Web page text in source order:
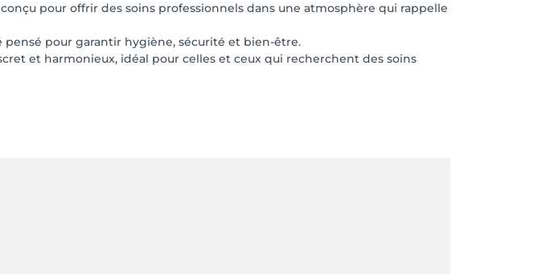
pour offrir des soins professionnels dans une atmosphère qui rappelle
pour garantir hygiène, sécurité et bien-être.
et harmonieux, idéal pour celles et ceux qui recherchent des soins